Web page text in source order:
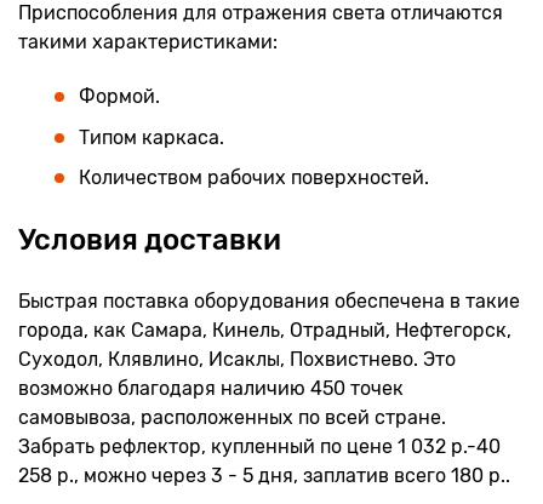
Приспособления для отражения света отличаются
такими характеристиками:
Формой.
Типом каркаса.
Количеством рабочих поверхностей.
Условия доставки
Быстрая поставка оборудования обеспечена в такие
города, как Самара, Кинель, Отрадный, Нефтегорск,
Суходол, Клявлино, Исаклы, Похвистнево. Это
возможно благодаря наличию 450 точек
самовывоза, расположенных по всей стране.
Забрать рефлектор, купленный по цене 1 032 р.-40
258 р., можно через 3 - 5 дня, заплатив всего 180 р..